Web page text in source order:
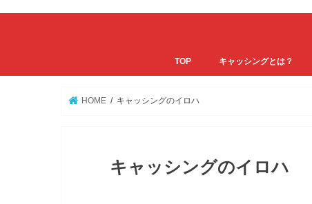
TOP キャッシングとは？
HOME キャッシングのイロハ
キャッシングのイロハ